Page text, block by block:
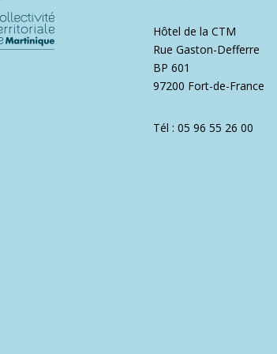
Hôtel de la CTM
Rue Gaston-Defferre
BP 601
97200 Fort-de-France
Tél : 05 96 55 26 00